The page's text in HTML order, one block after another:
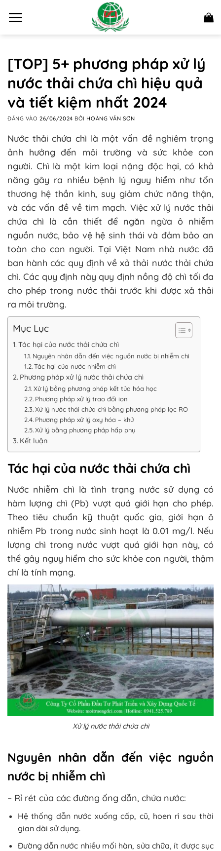
qua
[TOP] 5+ phương pháp xử lý
nước thải chứa chì hiệu quả
và tiết kiệm nhất 2024
ĐĂNG VÀO26/06/2024 BỞI HOÀNG VĂN SƠN
Nước thải chứa chì là một vấn đề nghiêm trọng
ảnh hưởng đến môi trường và sức khỏe con
người. Chì là một kim loại nặng độc hại, có khả
năng gây ra nhiều bệnh lý nguy hiểm như tổn
thương hệ thần kinh, suy giảm chức năng thận,
và các vấn đề về tim mạch. Việc xử lý nước thải
chứa chì là cần thiết để ngăn ngừa ô nhiễm
nguồn nước, bảo vệ hệ sinh thái và đảm bảo an
toàn cho con người. Tại Việt Nam nhà nước đã
ban hành các quy định về xả thải nước thải chứa
chì. Các quy định này quy định nồng độ chì tối đa
cho phép trong nước thải trước khi được xả thải
ra môi trường.
Mục Lục
Tác hại của nước thải chứa chì
Nguyên nhân dẫn đến việc nguồn nước bị nhiễm chì
Tác hại của nước nhiễm chì
Phương pháp xử lý nước thải chứa chì
Xử lý bằng phương pháp kết tủa hóa học
Phương pháp xử lý trao đổi ion
Xử lý ​nước thải chứa chì bằng phương pháp lọc RO
Phương pháp xử lý oxy hóa – khử
Xử lý bằng phương pháp hấp phụ
Kết luận
Tác hại của nước thải chứa chì
Nước nhiễm chì là tình trạng nước sử dụng có
hàm lượng chì (Pb) vượt quá giới hạn cho phép.
Theo tiêu chuẩn kỹ thuật quốc gia, giới hạn ô
nhiễm Pb trong nước sinh hoạt là 0.01 mg/l. Nếu
lượng chì trong nước vượt quá giới hạn này, có
thể gây nguy hiểm cho sức khỏe con người, thậm
chí là tính mạng.
Xử lý nước thải chứa chì
Nguyên nhân dẫn đến việc nguồn
nước bị nhiễm chì
– Rỉ rét của các đường ống dẫn, chứa nước:
Hệ thống dẫn nước xuống cấp, cũ, hoen rỉ sau thời
gian dài sử dụng.
Đường dẫn nước nhiều mối hàn, sửa chữa, ít được sục